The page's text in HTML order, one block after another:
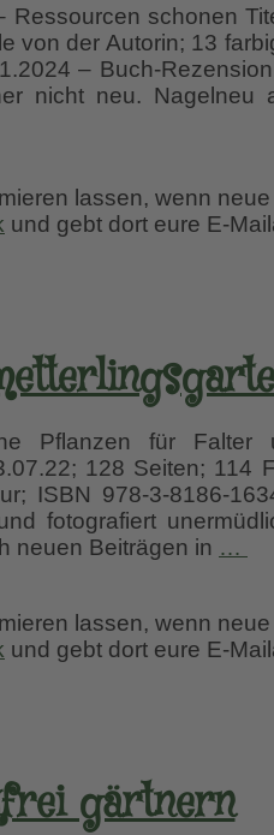
schonen
von der Autorin; 13
– Buch-
nicht neu. Nagelneu
lassen, wenn
und gebt dort eure E-
Pflanzen für
128 Seiten; 114
ISBN 978-3-8186-
fotografiert
neuen Beiträgen in …
lassen, wenn
und gebt dort eure E-
gärtnern